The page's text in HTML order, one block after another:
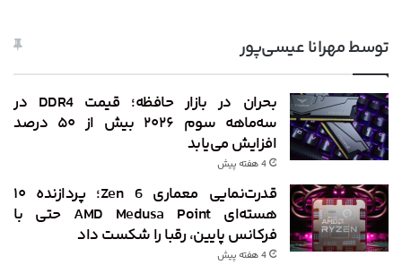
توسط مهرانا عیسی‌پور
بحران در بازار حافظه؛ قیمت DDR4 در
سه‌ماهه سوم ۲۰۲۶ بیش از ۵۰ درصد
افزایش می‌یابد
4 هفته پیش
قدرت‌نمایی معماری Zen 6؛ پردازنده ۱۰
هسته‌ای AMD Medusa Point حتی با
فرکانس پایین، رقبا را شکست داد
4 هفته پیش